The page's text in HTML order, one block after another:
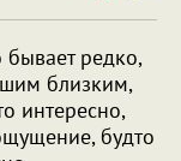
бывает редко,
близким,
интересно,
будто